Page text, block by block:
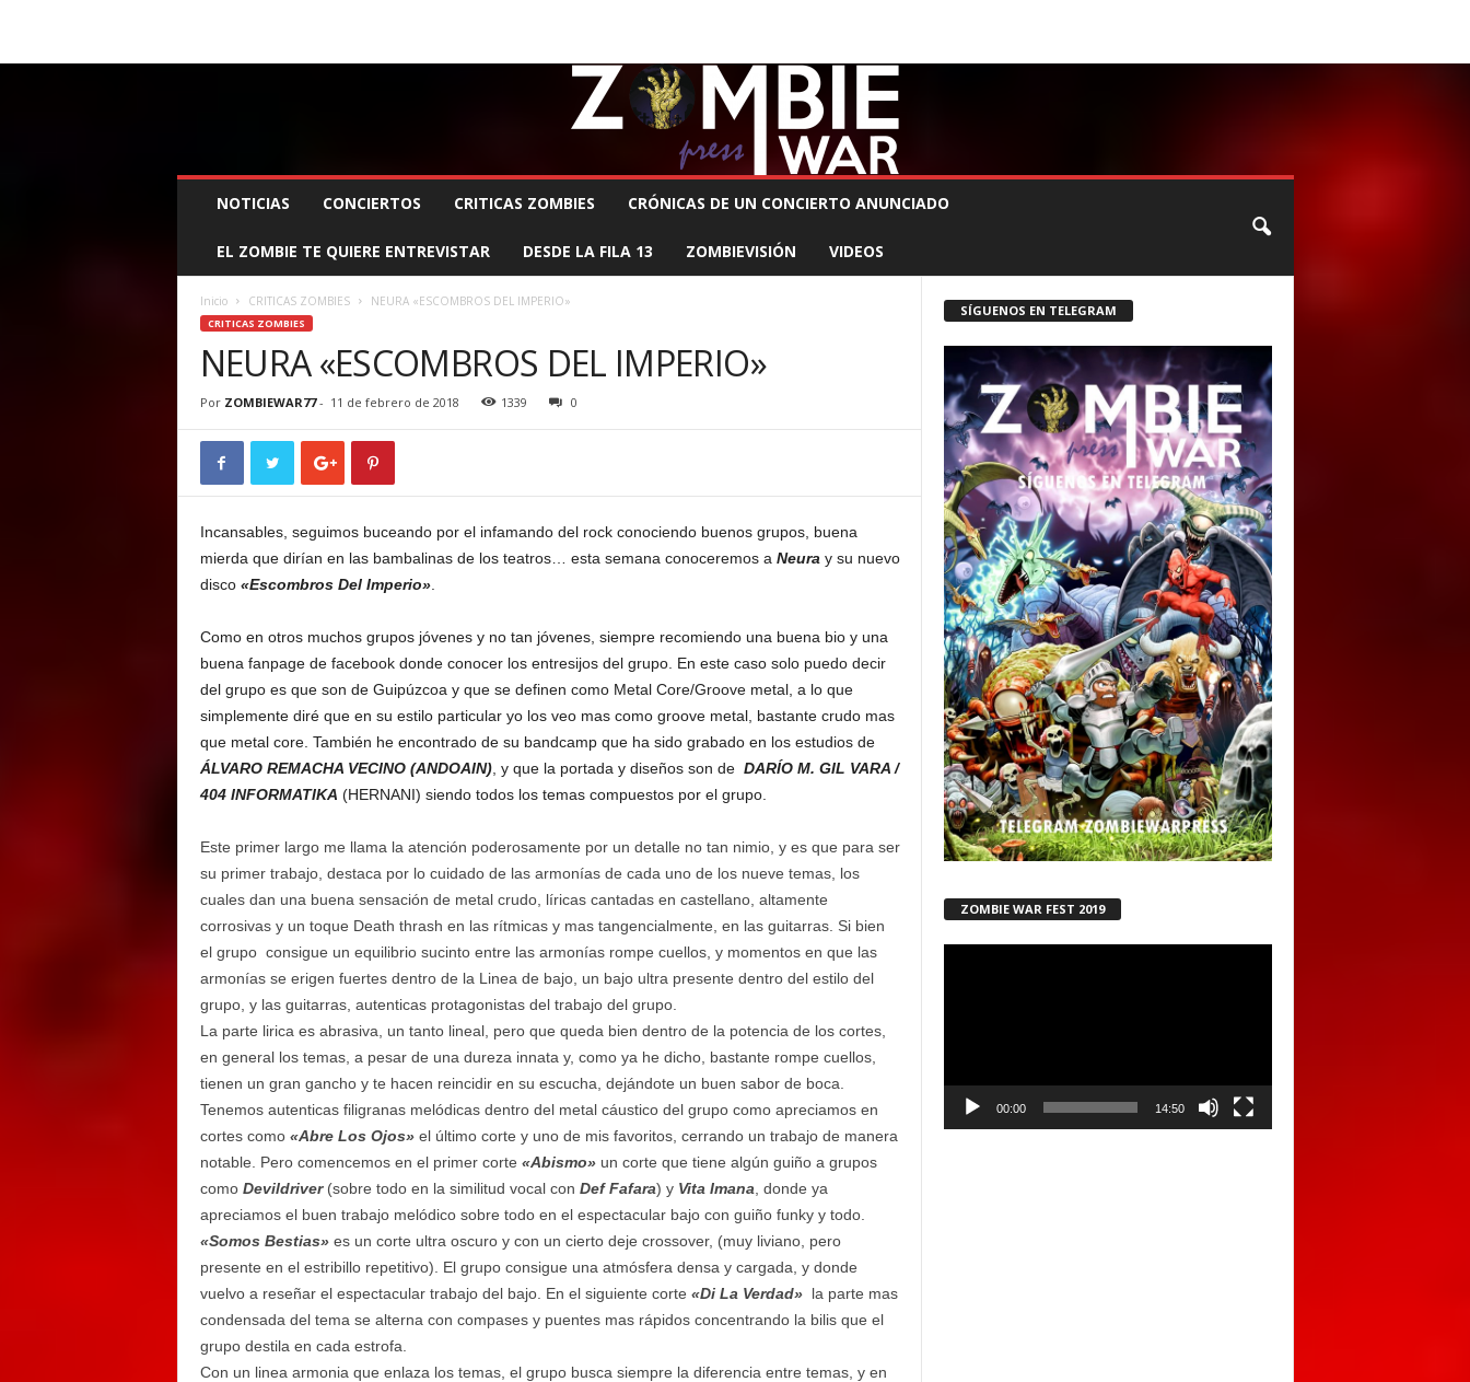
I
NOTICIAS CONCIERTOS CRITICAS ZOMBIES CRÓNICAS DE UN CONCIERTO ANUNCIADO
EL ZOMBIE TE QUIERE ENTREVISTAR DESDE LA FILA 13 ZOMBIEVISIÓN VIDEOS
Inicio CRITICAS ZOMBIES NEURA «ESCOMBROS DEL IMPERIO»
CRITICAS ZOMBIES
NEURA «ESCOMBROS DEL IMPERIO»
Por ZOMBIEWAR77- 11 de febrero de 2018 1339 0
Incansables, seguimos buceando por el infamando del rock conociendo buenos grupos, buena
mierda que dirían en las bambalinas de los teatros… esta semana conoceremos a Neura y su nuevo
disco «Escombros Del Imperio».
Como en otros muchos grupos jóvenes y no tan jóvenes, siempre recomiendo una buena bio y una
buena fanpage de facebook donde conocer los entresijos del grupo. En este caso solo puedo decir
del grupo es que son de Guipúzcoa y que se definen como Metal Core/Groove metal, a lo que
simplemente diré que en su estilo particular yo los veo mas como groove metal, bastante crudo mas
que metal core. También he encontrado de su bandcamp que ha sido grabado en los estudios de
ÁLVARO REMACHA VECINO (ANDOAIN), y que la portada y diseños son de DARÍO M. GIL VARA /
404 INFORMATIKA (HERNANI) siendo todos los temas compuestos por el grupo.
Este primer largo me llama la atención poderosamente por un detalle no tan nimio, y es que para ser
su primer trabajo, destaca por lo cuidado de las armonías de cada uno de los nueve temas, los
cuales dan una buena sensación de metal crudo, líricas cantadas en castellano, altamente
corrosivas y un toque Death thrash en las rítmicas y mas tangencialmente, en las guitarras. Si bien
el grupo consigue un equilibrio sucinto entre las armonías rompe cuellos, y momentos en que las
armonías se erigen fuertes dentro de la Linea de bajo, un bajo ultra presente dentro del estilo del
grupo, y las guitarras, autenticas protagonistas del trabajo del grupo.
La parte lirica es abrasiva, un tanto lineal, pero que queda bien dentro de la potencia de los cortes,
en general los temas, a pesar de una dureza innata y, como ya he dicho, bastante rompe cuellos,
tienen un gran gancho y te hacen reincidir en su escucha, dejándote un buen sabor de boca.
Tenemos autenticas filigranas melódicas dentro del metal cáustico del grupo como apreciamos en
cortes como «Abre Los Ojos»el último corte y uno de mis favoritos, cerrando un trabajo de manera
notable. Pero comencemos en el primer corte «Abismo»un corte que tiene algún guiño a grupos
como Devildriver(sobre todo en la similitud vocal con Def Fafara) y Vita Imana , donde ya
apreciamos el buen trabajo melódico sobre todo en el espectacular bajo con guiño funky y todo.
«Somos Bestias» es un corte ultra oscuro y con un cierto deje crossover, (muy liviano, pero
presente en el estribillo repetitivo). El grupo consigue una atmósfera densa y cargada, y donde
vuelvo a reseñar el espectacular trabajo del bajo. En el siguiente corte «Di La Verdad» la parte mas
condensada del tema se alterna con compases y puentes mas rápidos concentrando la bilis que el
grupo destila en cada estrofa.
Con un linea armonia que enlaza los temas, el grupo busca siempre la diferencia entre temas, y en
SÍGUENOS EN TELEGRAM
ZOMBIE WAR FEST 2019
00:00 14:50